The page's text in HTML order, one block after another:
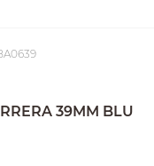
39MM BLU